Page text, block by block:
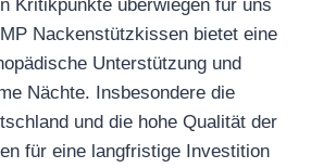
Kritikpunkte überwiegen für uns
Nackenstützkissen bietet eine
Unterstützung und
Nächte. Insbesondere die
und die hohe Qualität der
für eine langfristige Investition